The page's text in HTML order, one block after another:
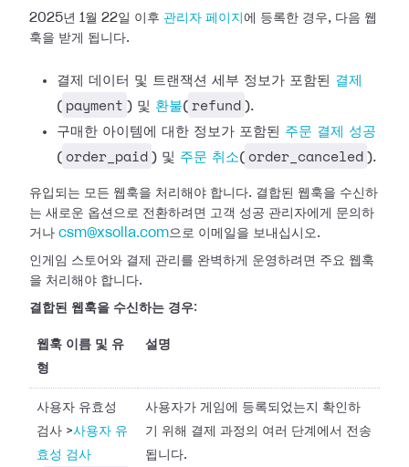
2025년 1월 22일 이후 관리자 페이지 에 등록한 경우, 다음 웹
훅을 받게 됩니다.
결제 데이터 및 트랜잭션 세부 정보가 포함된 결제
( payment ) 및 환불( refund ).
구매한 아이템에 대한 정보가 포함된 주문 결제 성공
( order_paid ) 및 주문 취소( order_canceled ).
유입되는 모든 웹훅을 처리해야 합니다. 결합된 웹훅을 수신하
는 새로운 옵션으로 전환하려면 고객 성공 관리자에게 문의하
거나 csm@xsolla.com으로 이메일을 보내십시오.
인게임 스토어와 결제 관리를 완벽하게 운영하려면 주요 웹훅
을 처리해야 합니다.
결합된 웹훅을 수신하는 경우:
웹훅 이름 및 유
형
설명
사용자 유효성
검사 >사용자 유
효성 검사
사용자가 게임에 등록되었는지 확인하
기 위해 결제 과정의 여러 단계에서 전송
됩니다.